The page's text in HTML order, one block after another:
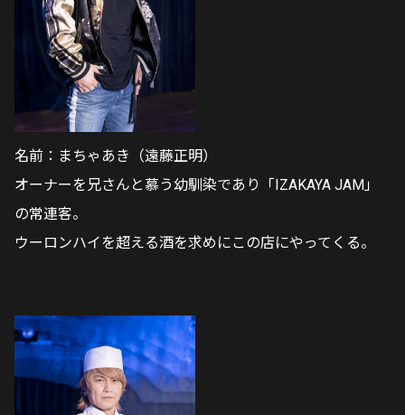
名前：まちゃあき（遠藤正明）
オーナーを兄さんと慕う幼馴染であり「IZAKAYA JAM」
の常連客。
ウーロンハイを超える酒を求めにこの店にやってくる。